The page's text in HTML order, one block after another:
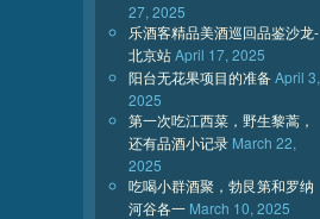
27, 2025
乐酒客精品美酒巡回品鉴沙龙-
北京站April 17, 2025
阳台无花果项目的准备April 3,
2025
第一次吃江西菜，野生黎蒿，
还有品酒小记录 March 22,
2025
吃喝小群酒聚，勃艮第和罗纳
河谷各一 March 10, 2025